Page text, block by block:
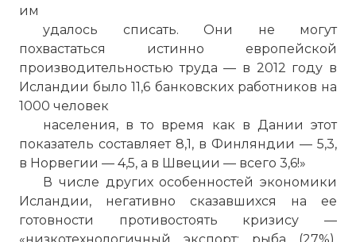
им
удалось списать. Они не могут
похвастаться истинно европейской
производительностью труда — в 2012 году в
Исландии было 11,6 банковских работников на
1000 человек
населения, в то время как в Дании этот
показатель составляет 8,1, в Финляндии — 5,3,
в Норвегии — 4,5, а в Швеции — всего 3,6!»
В числе других особенностей экономики
Исландии, негативно сказавшихся на ее
готовности противостоять кризису —